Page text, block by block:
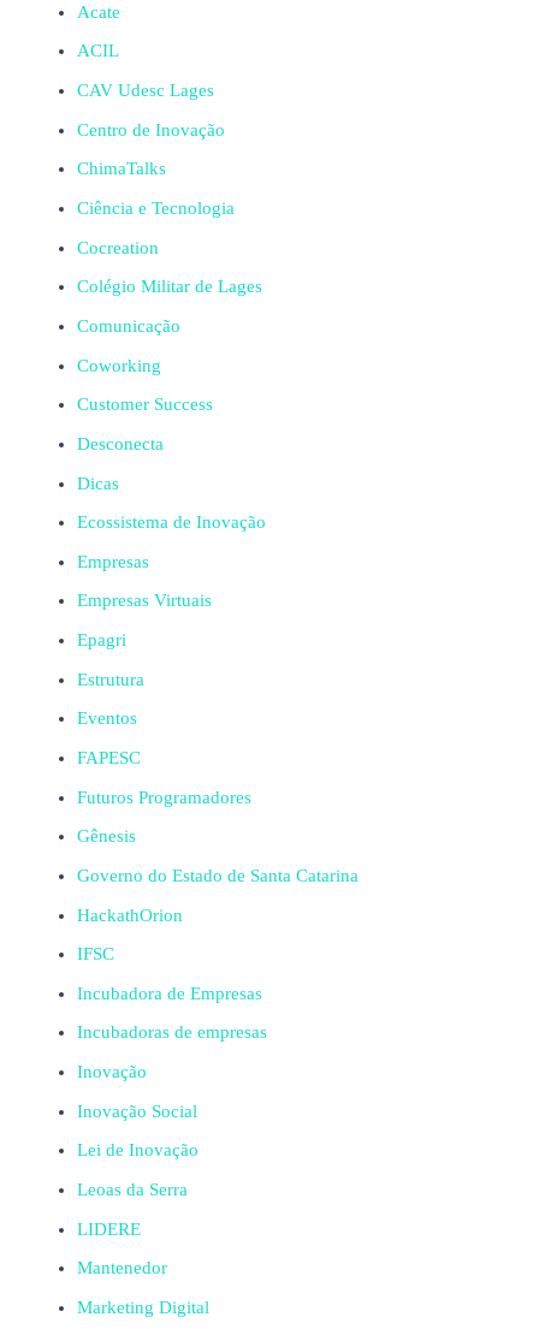
Acate
ACIL
CAV Udesc Lages
Centro de Inovação
ChimaTalks
Ciência e Tecnologia
Cocreation
Colégio Militar de Lages
Comunicação
Coworking
Customer Success
Desconecta
Dicas
Ecossistema de Inovação
Empresas
Empresas Virtuais
Epagri
Estrutura
Eventos
FAPESC
Futuros Programadores
Gênesis
Governo do Estado de Santa Catarina
HackathOrion
IFSC
Incubadora de Empresas
Incubadoras de empresas
Inovação
Inovação Social
Lei de Inovação
Leoas da Serra
LIDERE
Mantenedor
Marketing Digital